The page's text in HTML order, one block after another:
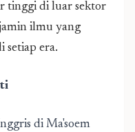
tinggi di luar sektor
ilmu yang
setiap era.
di Ma'soem